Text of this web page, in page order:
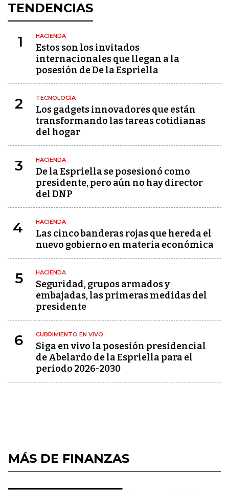
TENDENCIAS
1 HACIENDA
Estos son los invitados
internacionales que llegan a la
posesión de De la Espriella
2 TECNOLOGÍA
Los gadgets innovadores que están
transformando las tareas cotidianas
del hogar
3 HACIENDA
De la Espriella se posesionó como
presidente, pero aún no hay director
del DNP
4 HACIENDA
Las cinco banderas rojas que hereda el
nuevo gobierno en materia económica
5 HACIENDA
Seguridad, grupos armados y
embajadas, las primeras medidas del
presidente
6 CUBRIMIENTO EN VIVO
Siga en vivo la posesión presidencial
de Abelardo de la Espriella para el
periodo 2026-2030
MÁS DE FINANZAS